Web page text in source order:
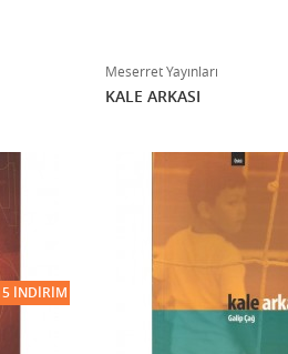
İNDIRIM
Meserret Yayınları
KALE ARKASI